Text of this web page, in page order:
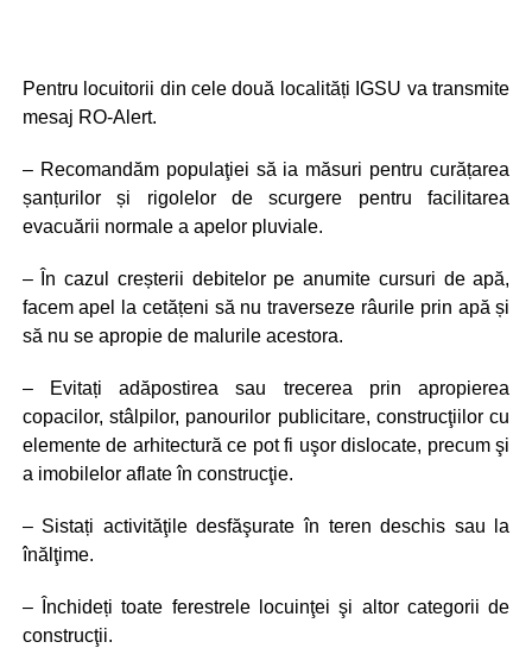
Pentru locuitorii din cele două localități IGSU va transmite
mesaj RO-Alert.
– Recomandăm populaţiei să ia măsuri pentru curățarea
șanțurilor și rigolelor de scurgere pentru facilitarea
evacuării normale a apelor pluviale.
– În cazul creșterii debitelor pe anumite cursuri de apă,
facem apel la cetățeni să nu traverseze râurile prin apă și
să nu se apropie de malurile acestora.
– Evitați adăpostirea sau trecerea prin apropierea
copacilor, stâlpilor, panourilor publicitare, construcţiilor cu
elemente de arhitectură ce pot fi uşor dislocate, precum şi
a imobilelor aflate în construcţie.
– Sistați activităţile desfăşurate în teren deschis sau la
înălţime.
– Închideți toate ferestrele locuinţei şi altor categorii de
construcţii.